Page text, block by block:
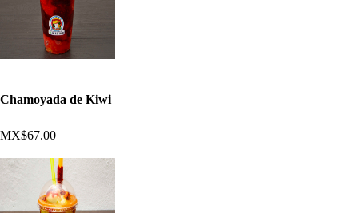
Chamoyada de Kiwi
MX$67.00